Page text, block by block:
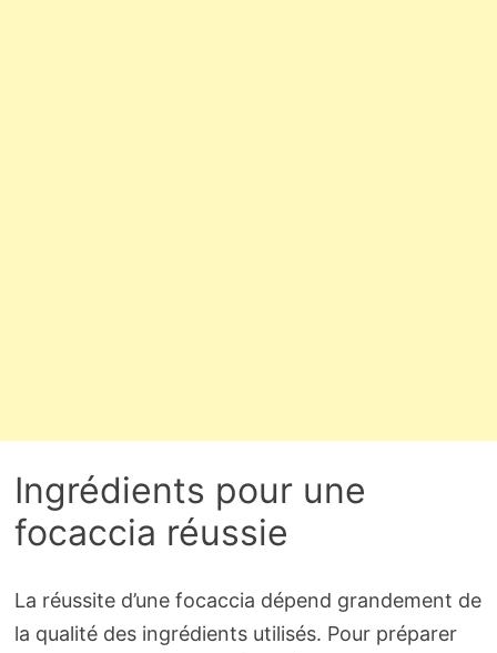
Ingrédients pour une
focaccia réussie
La réussite d’une focaccia dépend grandement de
la qualité des ingrédients utilisés. Pour préparer